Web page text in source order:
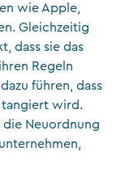
wie Apple,
Gleichzeitig
dass sie das
Regeln
führen, dass
tangiert wird.
die Neuordnung